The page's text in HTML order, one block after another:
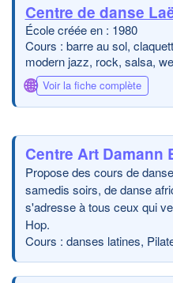
​Centre de danse
École créée en : 1980
Cours : barre au sol,
modern jazz, rock, salsa,
🌐 Voir la fiche complète
Centre Art Damann
Propose des cours de
samedis soirs, de danse
s'adresse à tous ceux qui
Hop.
Cours : danses latines,